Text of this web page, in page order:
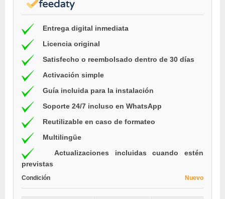
Entrega digital inmediata
Licencia original
Satisfecho o reembolsado dentro de 30 días
Activación simple
Guía incluida para la instalación
Soporte 24/7 incluso en WhatsApp
Reutilizable en caso de formateo
Multilingüe
Actualizaciones incluidas cuando estén
previstas
Condición Nuevo